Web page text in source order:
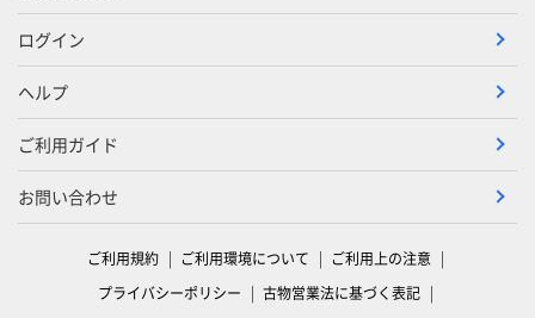
ログイン
ヘルプ
ご利用ガイド
お問い合わせ
ご利用規約 ご利用環境について
ご利用上の注意
プライバシーポリシー
古物営業法に基づく表記